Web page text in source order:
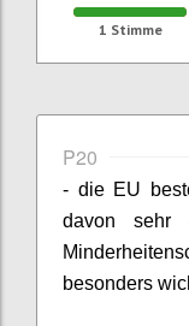
1 Stimme
P20
- die EU
davon sehr
besonders